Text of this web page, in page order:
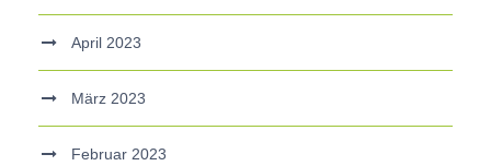
April 2023
März 2023
Februar 2023